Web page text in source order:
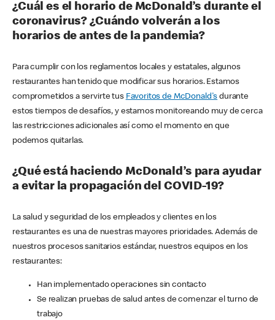
¿Cuál es el horario de McDonald’s durante el
coronavirus? ¿Cuándo volverán a los
horarios de antes de la pandemia?
Para cumplir con los reglamentos locales y estatales, algunos
restaurantes han tenido que modificar sus horarios. Estamos
comprometidos a servirte tus Favoritos de McDonald's durante
estos tiempos de desafíos, y estamos monitoreando muy de cerca
las restricciones adicionales así como el momento en que
podemos quitarlas.
¿Qué está haciendo McDonald’s para ayudar
a evitar la propagación del COVID-19?
La salud y seguridad de los empleados y clientes en los
restaurantes es una de nuestras mayores prioridades. Además de
nuestros procesos sanitarios estándar, nuestros equipos en los
restaurantes:
Han implementado operaciones sin contacto
Se realizan pruebas de salud antes de comenzar el turno de
trabajo